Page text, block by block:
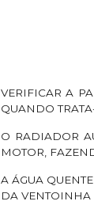
VERIFICAR A
QUANDO
O RADIADOR
MOTOR,
A ÁGUA
DA VENTOINHA